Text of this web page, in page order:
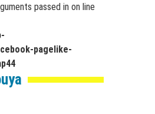
passed in on line
pagelike-
44